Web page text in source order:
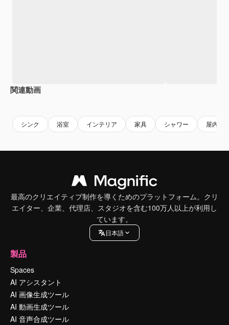
関連動画
シンク 浴室 インテリア 家具 シャワー 屋内
最高のクリエイティブ制作を導くためのプラットフォーム。クリ
エイター、企業、代理店、スタジオを含む100万人以上が利用し
ています。
日本語
製品
Spaces
AI アシスタント
AI 画像生成ツール
AI 動画生成ツール
AI 音声合成ツール